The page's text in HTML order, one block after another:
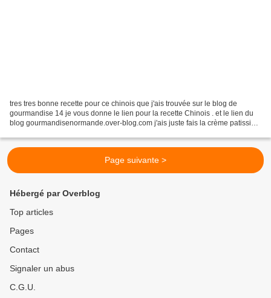
tres tres bonne recette pour ce chinois que j'ais trouvée sur le blog de
gourmandise 14 je vous donne le lien pour la recette Chinois . et le lien du
blog gourmandisenormande.over-blog.com j'ais juste fais la crème patissier
Page suivante >
Hébergé par Overblog
Top articles
Pages
Contact
Signaler un abus
C.G.U.